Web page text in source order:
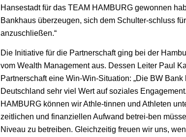
Hansestadt für das TEAM HAMBURG gewonnen
Bankhaus überzeugen, sich dem Schulter-schluss
anzuschließen.“
Die Initiative für die Partnerschaft ging bei der
vom Wealth Management aus. Dessen Leiter Paul
Partnerschaft eine Win-Win-Situation: „Die BW
Deutschland sehr viel Wert auf soziales
HAMBURG können wir Athle-tinnen und Athleten
zeitlichen und finanziellen Aufwand betrei-ben
Niveau zu betreiben. Gleichzeitig freuen wir uns,